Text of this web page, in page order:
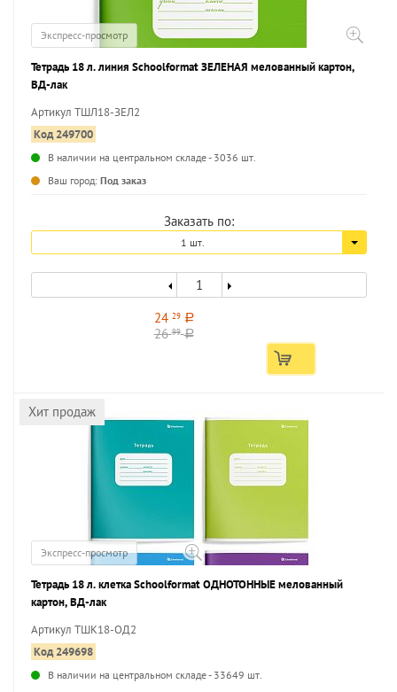
Экспресс-просмотр
Тетрадь 18 л. линия Schoolformat ЗЕЛЕНАЯ мелованный картон,
ВД-лак
Артикул ТШЛ18-ЗЕЛ2
Код 249700
В наличии на центральном складе - 3036 шт.
Ваш город: Под заказ
Заказать по:
1 шт.
24 29 a
2699 a
Хит продаж
Экспресс-просмотр
Тетрадь 18 л. клетка Schoolformat ОДНОТОННЫЕ мелованный
картон, ВД-лак
Артикул ТШК18-ОД2
Код 249698
В наличии на центральном складе - 33649 шт.